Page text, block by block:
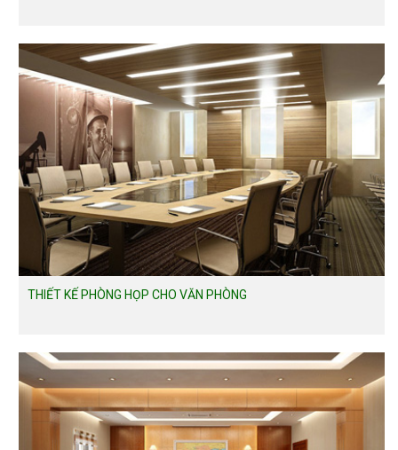
THIẾT KẾ PHÒNG HỌP CHO VĂN PHÒNG